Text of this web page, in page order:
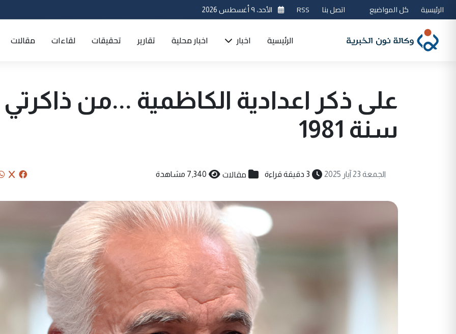
الرئيسية كل المواضيع اتصل بنا RSS الأحد، ٩ أغسطس 2026
الرئيسية اخبار اخبار محلية تقارير تحقيقات لقاءات مقالات
على ذكر اعدادية الكاظمية ...من ذاكرتي
سنة 1981
الجمعة 23 آيار 2025 3 دقيقة قراءة مقالات 7,340 مشاهدة